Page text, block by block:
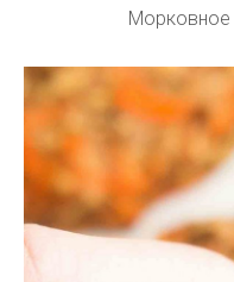
Морковное